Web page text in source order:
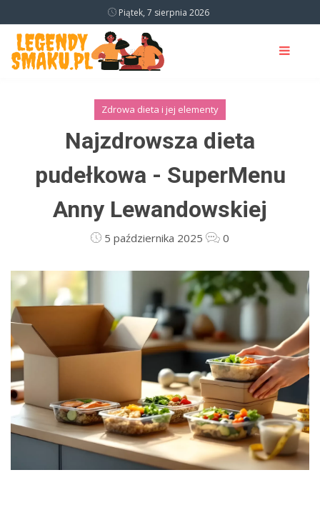
Piątek, 7 sierpnia 2026
Zdrowa dieta i jej elementy
Najzdrowsza dieta
pudełkowa - SuperMenu
Anny Lewandowskiej
5 października 2025 0